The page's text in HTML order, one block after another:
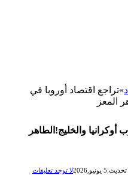
»تراجع اقتصاد أوروبا في
المعز
والخليج!الطاهر
5 يونيو,2026 لا توجد تعليقات